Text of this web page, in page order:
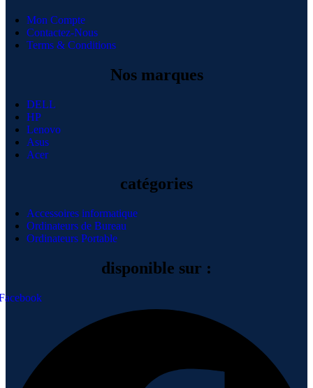
Mon Compte
Contactez-Nous
Terms & Conditions
Nos marques
DELL
HP
Lenovo
Asus
Acer
catégories
Accessoires informatique
Ordinateurs de Bureau
Ordinateurs Portable
disponible sur :